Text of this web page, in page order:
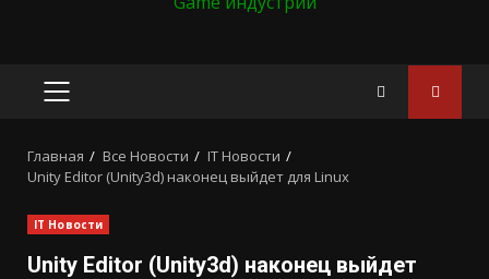
ОСНОВНОЕ
Главная Все Новости
IT Новости
Unity Editor (Unity3d) наконец выйдет для Linux
IT Новости
Unity Editor (Unity3d) наконец выйдет